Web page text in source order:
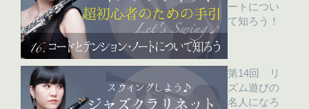
ートについ
て知ろう！
第14回 リ
ズム遊びの
名人になろ